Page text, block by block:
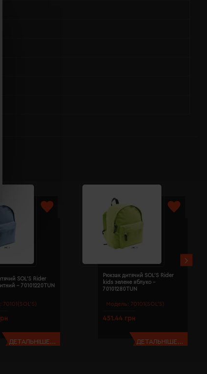
70101(SOL’S)
SOL'S Rider
- 70101220TUN
ДЕТАЛЬНІШЕ...
Модель: 70101(SOL’S)
Рюкзак дитячий SOL'S Rider
kids зелене яблуко -
70101280TUN
451.44 грн
ДЕТАЛЬНІШЕ...